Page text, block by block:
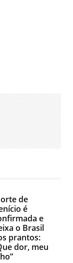
de
é
e
o Brasil
prantos:
dor, meu